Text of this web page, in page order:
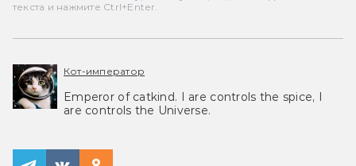
текста и нажмите Ctrl+Enter.
Кот-император
Emperor of catkind. I are controls the spice, I
are controls the Universe.